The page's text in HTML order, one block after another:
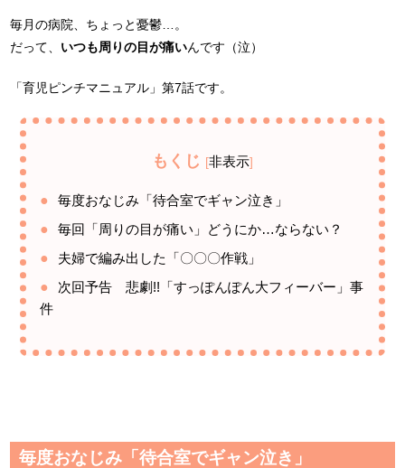
毎月の病院、ちょっと憂鬱…。
だって、 いつも周りの目が痛いんです（泣）
「育児ピンチマニュアル」第7話です。
もくじ [非表示]
毎度おなじみ「待合室でギャン泣き」
毎回「周りの目が痛い」どうにか…ならない？
夫婦で編み出した「〇〇〇作戦」
次回予告 悲劇!!「すっぽんぽん大フィーバー」事
件
毎度おなじみ「待合室でギャン泣き」